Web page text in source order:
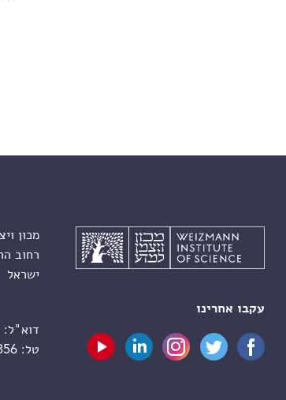
עקבו אחרינו
מכון
רחוב הרצל 234,
ישראל
דוא"ל:
טל: